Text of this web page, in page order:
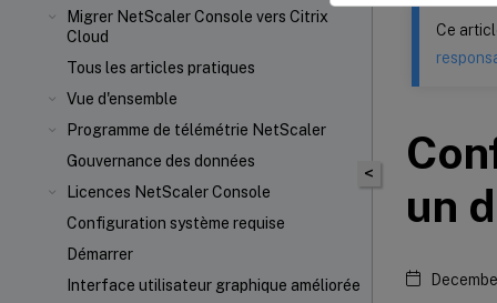
Migrer NetScaler Console vers Citrix
Cloud
Tous les articles pratiques
Vue d'ensemble
Programme de télémétrie NetScaler
Gouvernance des données
Licences NetScaler Console
Configuration système requise
Démarrer
Interface utilisateur graphique améliorée
<
Ce
un